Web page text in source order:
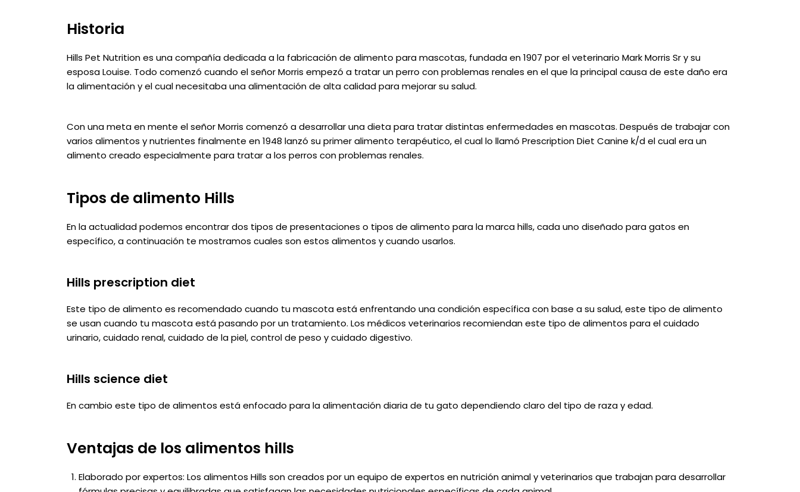
Historia
Hills Pet Nutrition es una compañía dedicada a la fabricación de alimento para mascotas, fundada en 1907 por el veterinario Mark Morris Sr y su
esposa Louise. Todo comenzó cuando el señor Morris empezó a tratar un perro con problemas renales en el que la principal causa de este daño era
la alimentación y el cual necesitaba una alimentación de alta calidad para mejorar su salud.
Con una meta en mente el señor Morris comenzó a desarrollar una dieta para tratar distintas enfermedades en mascotas. Después de trabajar con
varios alimentos y nutrientes finalmente en 1948 lanzó su primer alimento terapéutico, el cual lo llamó Prescription Diet Canine k/d el cual era un
alimento creado especialmente para tratar a los perros con problemas renales.
Tipos de alimento Hills
En la actualidad podemos encontrar dos tipos de presentaciones o tipos de alimento para la marca hills, cada uno diseñado para gatos en
específico, a continuación te mostramos cuales son estos alimentos y cuando usarlos.
Hills prescription diet
Este tipo de alimento es recomendado cuando tu mascota está enfrentando una condición específica con base a su salud, este tipo de alimento
se usan cuando tu mascota está pasando por un tratamiento. Los médicos veterinarios recomiendan este tipo de alimentos para el cuidado
urinario, cuidado renal, cuidado de la piel, control de peso y cuidado digestivo.
Hills science diet
En cambio este tipo de alimentos está enfocado para la alimentación diaria de tu gato dependiendo claro del tipo de raza y edad.
Ventajas de los alimentos hills
Elaborado por expertos: Los alimentos Hills son creados por un equipo de expertos en nutrición animal y veterinarios que trabajan para desarrollar